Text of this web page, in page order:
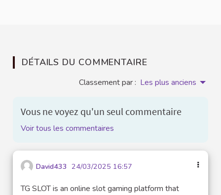
DÉTAILS DU COMMENTAIRE
Classement par : Les plus anciens
Vous ne voyez qu'un seul commentaire
Voir tous les commentaires
David433 24/03/2025 16:57
TG SLOT is an online slot gaming platform that